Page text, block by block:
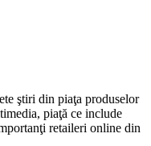
ştiri din piaţa produselor
piaţă ce include
retaileri online din